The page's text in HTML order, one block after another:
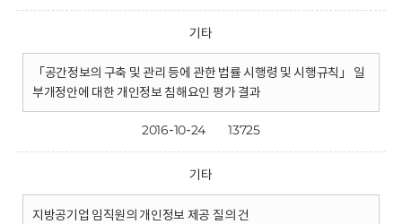
기타
「공간정보의 구축 및 관리 등에 관한 법률 시행령 및 시행규칙」 일
부개정안에 대한 개인정보 침해요인 평가 결과
2016-10-24 13725
기타
지방공기업 임직원의 개인정보 제공 질의 건